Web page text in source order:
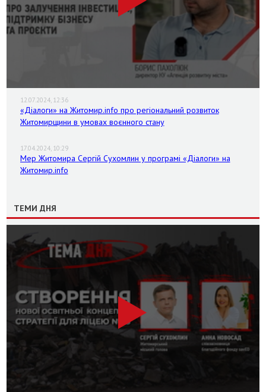
12.07.2024, 12:36
«Діалоги» на Житомир.info про регіональний розвиток
Житомирщини в умовах воєнного стану
17.04.2024, 10:29
Мер Житомира Сергій Сухомлин у програмі «Діалоги» на
Житомир.info
ТЕМИ ДНЯ